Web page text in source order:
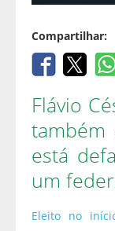
Compartilhar:
Flávio
está
um
Eleito no